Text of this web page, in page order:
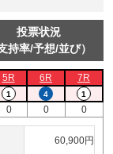
投票状況
持率/予想/並び）
5R 6R 7R
1 4 1
0 0 0
60,900円